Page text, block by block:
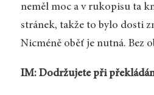
neměl moc a v rukopisu ta
stránek, takže to bylo dosti
Nicméně oběť je nutná. Bez
IM: Dodržujete při